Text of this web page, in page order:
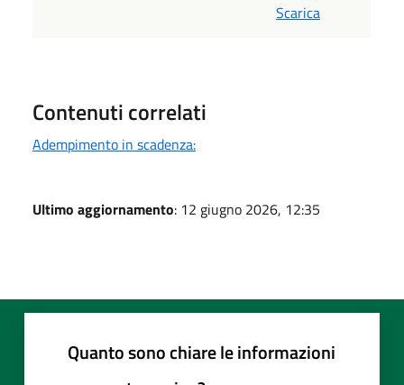
Scarica
Contenuti correlati
Adempimento in scadenza:
Ultimo aggiornamento: 12 giugno 2026, 12:35
Quanto sono chiare le informazioni